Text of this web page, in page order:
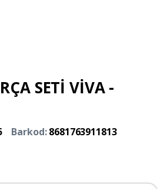
SETİ VİVA -
Barkod:8681763911813